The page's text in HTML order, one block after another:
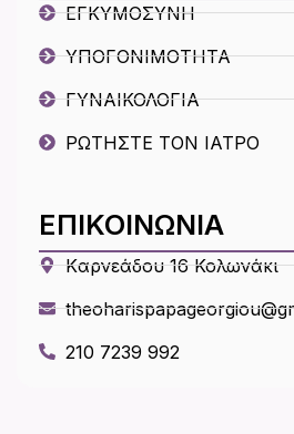
ΕΓΚΥΜΟΣΥΝΗ
ΥΠΟΓΟΝΙΜΟΤΗΤΑ
ΓΥΝΑΙΚΟΛΟΓΙΑ
ΡΩΤΗΣΤΕ ΤΟΝ ΙΑΤΡΟ
ΕΠΙΚΟΙΝΩΝΙΑ
Kαρνεάδου 16 Κολωνάκι
210 7239 992